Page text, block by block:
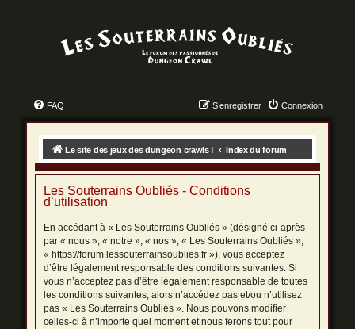
FAQ Connexion
S’enregistrer
Le site des jeux des dungeon crawls ! Index du forum
Les Souterrains Oubliés - Conditions
d’utilisation
En accédant à « Les Souterrains Oubliés » (désigné ci-après
par « nous », « notre », « nos », « Les Souterrains Oubliés »,
« https://forum.lessouterrainsoublies.fr »), vous acceptez
d’être légalement responsable des conditions suivantes. Si
vous n’acceptez pas d’être légalement responsable de toutes
les conditions suivantes, alors n’accédez pas et/ou n’utilisez
pas « Les Souterrains Oubliés ». Nous pouvons modifier
celles-ci à n’importe quel moment et nous ferons tout pour